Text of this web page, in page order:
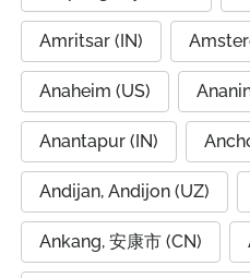
Amritsar (IN)
Anaheim (US)
Anantapur (IN)
Andijan, Andijon (UZ)
Ankang, 安康市 (CN)